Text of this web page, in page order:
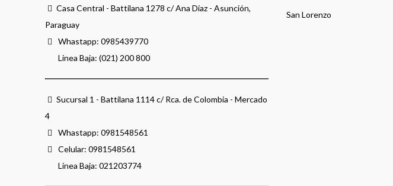
Casa Central - Battilana 1278 c/ Ana Diaz - Asunción,
Paraguay
Whastapp: 0985439770
Linea Baja: (021) 200 800
Sucursal 1 - Battilana 1114 c/ Rca. de Colombia - Mercado
4
Whastapp: 0981548561
Celular: 0981548561
Linea Baja: 021203774
San Lorenzo